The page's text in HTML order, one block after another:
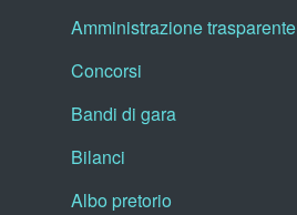
Amministrazione trasparente
Concorsi
Bandi di gara
Bilanci
Albo pretorio